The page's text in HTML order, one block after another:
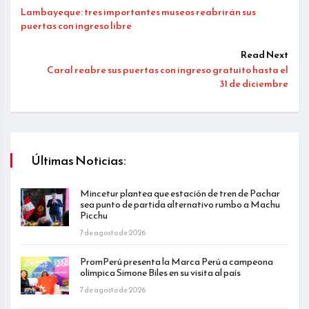
Lambayeque: tres importantes museos reabrirán sus
puertas con ingreso libre
Read Next
Caral reabre sus puertas con ingreso gratuito hasta el
31 de diciembre
Últimas Noticias:
Mincetur plantea que estación de tren de Pachar
sea punto de partida alternativo rumbo a Machu
Picchu
7 de agosto de 2026
PromPerú presenta la Marca Perú a campeona
olímpica Simone Biles en su visita al país
7 de agosto de 2026